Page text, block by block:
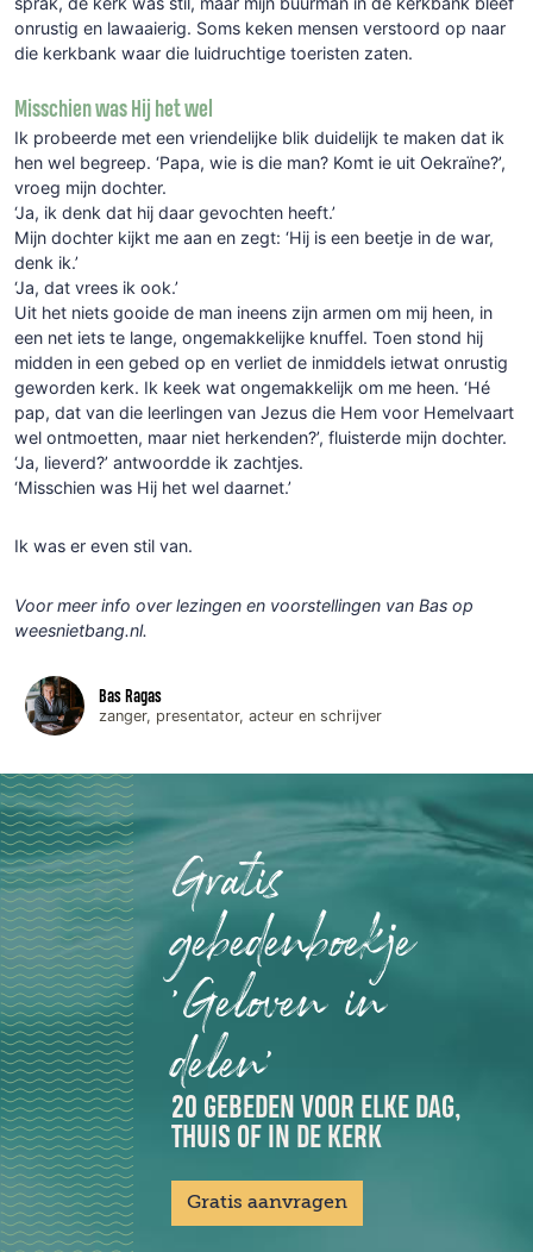
onrustig en lawaaierig. Soms keken mensen verstoord op naar
die kerkbank waar die luidruchtige toeristen zaten.
Misschien was Hij het wel
Ik probeerde met een vriendelijke blik duidelijk te maken dat ik
hen wel begreep. ‘Papa, wie is die man? Komt ie uit Oekraïne?’,
vroeg mijn dochter.
‘Ja, ik denk dat hij daar gevochten heeft.’
Mijn dochter kijkt me aan en zegt: ‘Hij is een beetje in de war,
denk ik.’
‘Ja, dat vrees ik ook.’
Uit het niets gooide de man ineens zijn armen om mij heen, in
een net iets te lange, ongemakkelijke knuffel. Toen stond hij
midden in een gebed op en verliet de inmiddels ietwat onrustig
geworden kerk. Ik keek wat ongemakkelijk om me heen. ‘Hé
pap, dat van die leerlingen van Jezus die Hem voor Hemelvaart
wel ontmoetten, maar niet herkenden?’, fluisterde mijn dochter.
‘Ja, lieverd?’ antwoordde ik zachtjes.
‘Misschien was Hij het wel daarnet.’
Ik was er even stil van.
Voor meer info over lezingen en voorstellingen van Bas op
weesnietbang.nl.
Bas Ragas
zanger, presentator, acteur en schrijver
Gratis
gebedenboekje
'Geloven in
delen'
20 GEBEDEN VOOR ELKE DAG,
THUIS OF IN DE KERK
Gratis aanvragen